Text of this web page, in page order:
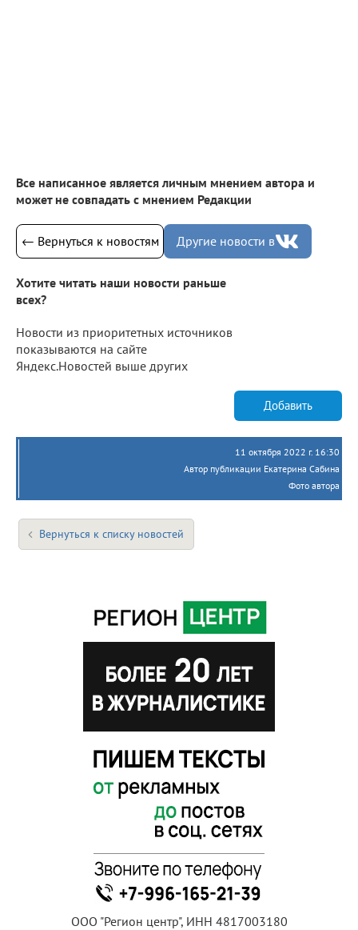
Все написанное является личным мнением автора и
может не совпадать с мнением Редакции
← Вернуться к новостям Другие новости в
Хотите читать наши новости раньше
всех?
Новости из приоритетных источников
показываются на сайте
Яндекс.Новостей выше других
Добавить
11 октября 2022 г. 16:30
Автор публикации Екатерина Сабина
Фото автора
Вернуться к списку новостей
ООО "Регион центр", ИНН 4817003180